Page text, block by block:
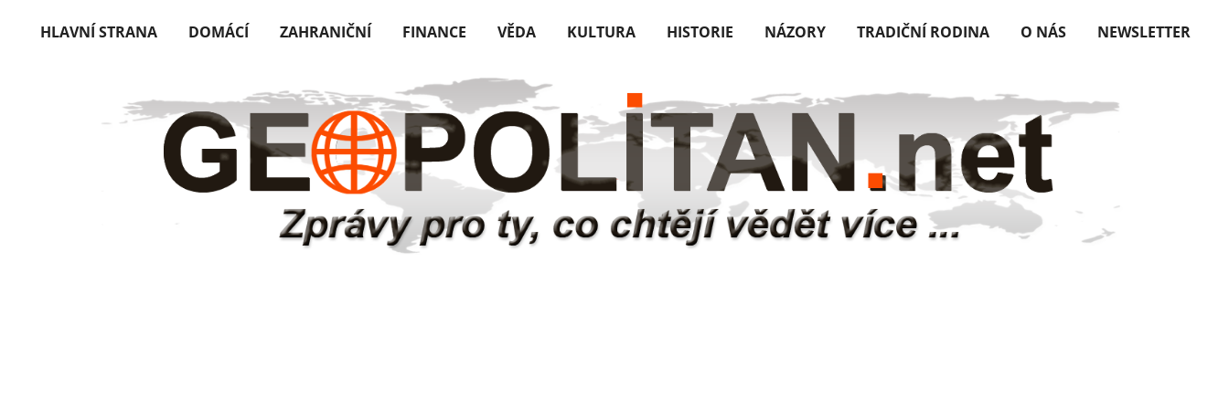
HLAVNÍ STRANA DOMÁCÍ ZAHRANIČNÍ FINANCE VĚDA KULTURA HISTORIE NÁZORY TRADIČNÍ RODINA O NÁS NEWSLETTER